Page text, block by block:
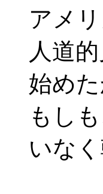
アメ
人道
始め
もし
いな